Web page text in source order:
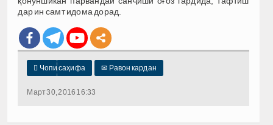
дар ин самт идома дорад.
 Чопи саҳифа ✉ Равон кардан
Март 30, 2016 16:33